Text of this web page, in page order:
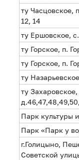
ту Часцовское,
12, 14
ту Ершовское,
ту Горское, п.
ту Горское, п.
ту
ту
Парк культуры
Парк «Парк у
г.Голицыно,
Советской